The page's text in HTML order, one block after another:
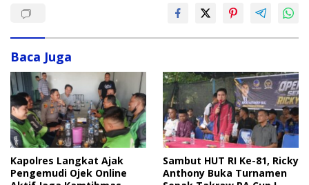
Baca Juga
Kapolres Langkat Ajak
Pengemudi Ojek Online
Sambut HUT RI Ke-81, Ricky
Anthony Buka Turnamen